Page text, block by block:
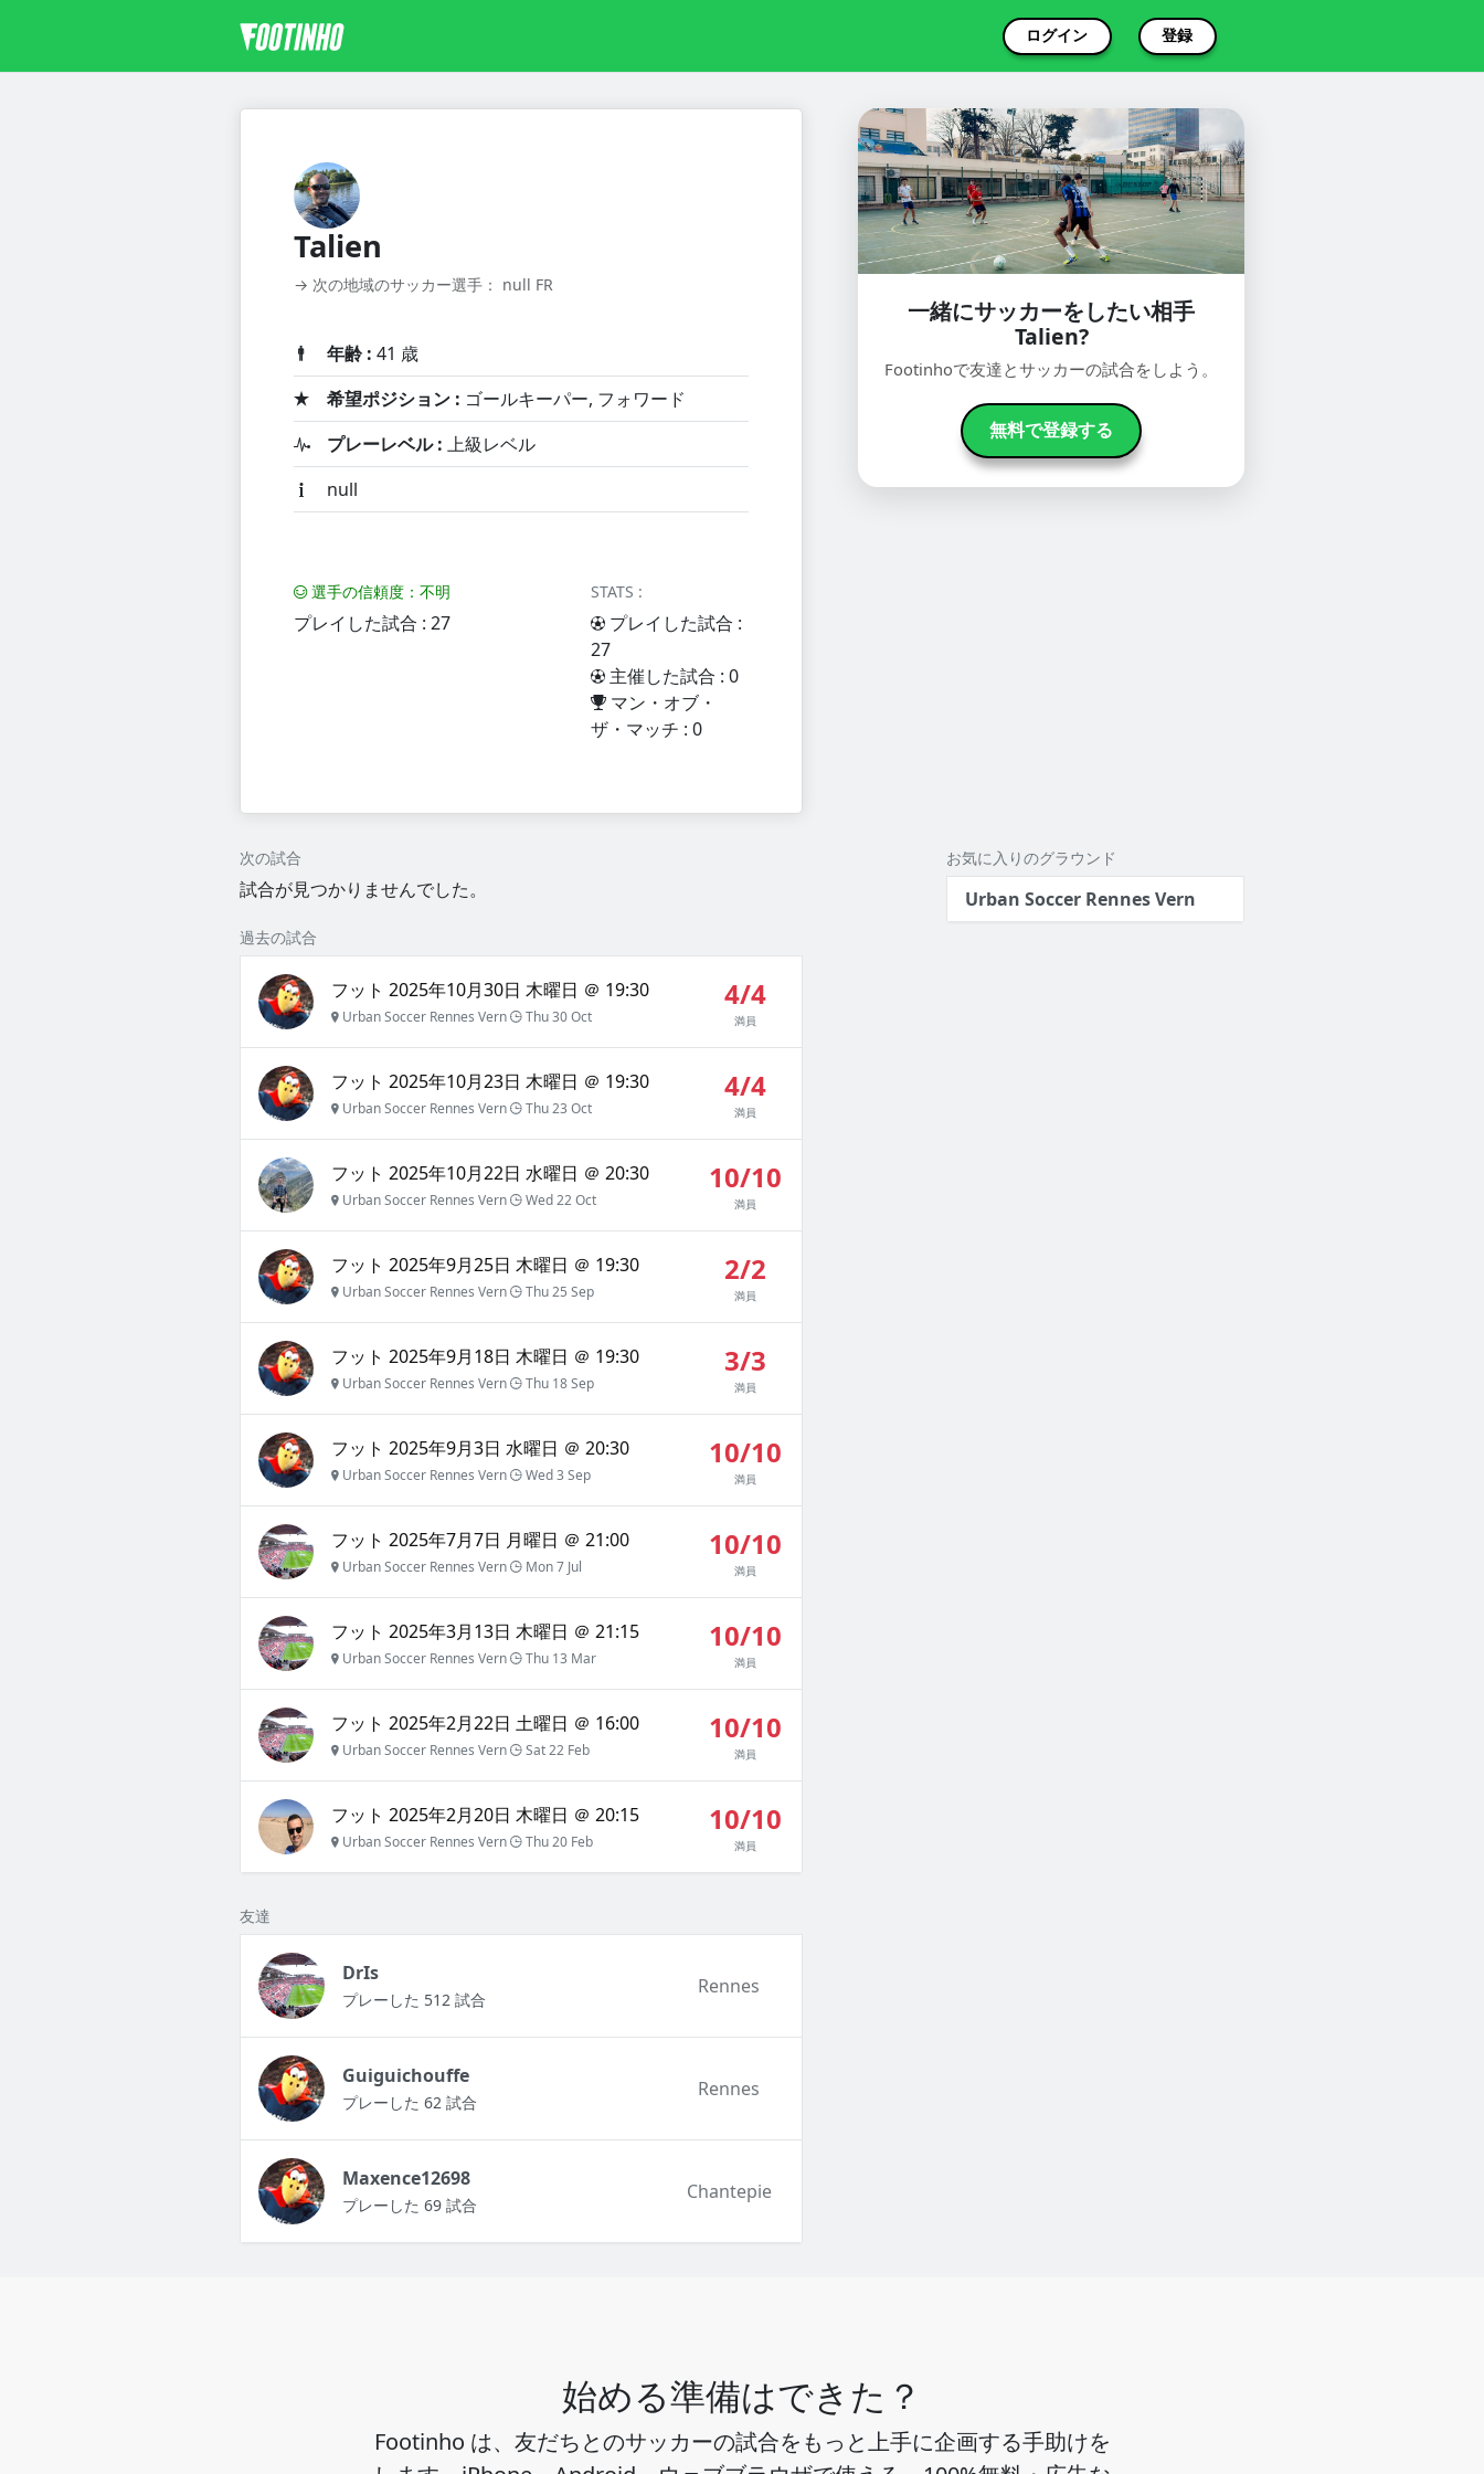
ログイン 登録
Talien
→ 次の地域のサッカー選手： null FR
年齢 : 41 歳
希望ポジション : ゴールキーパー, フォワード
プレーレベル : 上級レベル
null
選手の信頼度：不明
プレイした試合 : 27
STATS :
プレイした試合 :
27
主催した試合 : 0
マン・オブ・
ザ・マッチ : 0
一緒にサッカーをしたい相手
Talien?
Footinhoで友達とサッカーの試合をしよう。
無料で登録する
次の試合
試合が見つかりませんでした。
過去の試合
フット 2025年10月30日 木曜日 ＠ 19:30
Urban Soccer Rennes Vern Thu 30 Oct
4/4
満員
フット 2025年10月23日 木曜日 ＠ 19:30
Urban Soccer Rennes Vern Thu 23 Oct
4/4
満員
フット 2025年10月22日 水曜日 ＠ 20:30
Urban Soccer Rennes Vern Wed 22 Oct
10/10
満員
フット 2025年9月25日 木曜日 ＠ 19:30
Urban Soccer Rennes Vern Thu 25 Sep
2/2
満員
フット 2025年9月18日 木曜日 ＠ 19:30
Urban Soccer Rennes Vern Thu 18 Sep
3/3
満員
フット 2025年9月3日 水曜日 ＠ 20:30
Urban Soccer Rennes Vern Wed 3 Sep
10/10
満員
フット 2025年7月7日 月曜日 ＠ 21:00
Urban Soccer Rennes Vern Mon 7 Jul
10/10
満員
フット 2025年3月13日 木曜日 ＠ 21:15
Urban Soccer Rennes Vern Thu 13 Mar
10/10
満員
フット 2025年2月22日 土曜日 ＠ 16:00
Urban Soccer Rennes Vern Sat 22 Feb
10/10
満員
フット 2025年2月20日 木曜日 ＠ 20:15
Urban Soccer Rennes Vern Thu 20 Feb
10/10
満員
友達
DrIs
プレーした 512 試合
Rennes
Guiguichouffe
プレーした 62 試合
Rennes
Maxence12698
プレーした 69 試合
Chantepie
お気に入りのグラウンド
Urban Soccer Rennes Vern
始める準備はできた？
Footinho は、友だちとのサッカーの試合をもっと上手に企画する手助けを